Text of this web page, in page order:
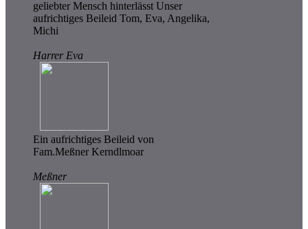
geliebter Mensch hinterlässt Unser
aufrichtiges Beileid Tom, Eva, Angelika,
Michi
Harrer Eva
Ein aufrichtiges Beileid von
Fam.Meßner Kerndlmoar
Meßner